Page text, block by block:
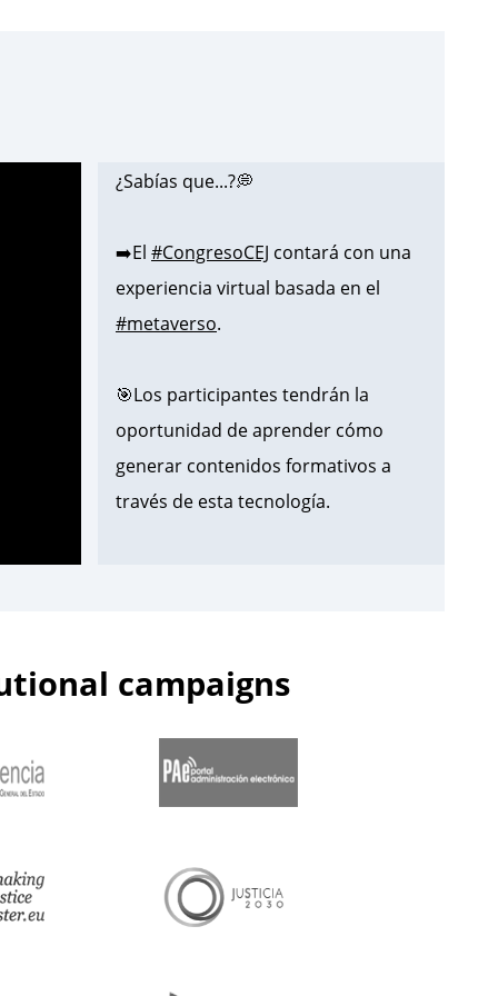
¿Sabías que...?💭
➡️El #CongresoCEJ contará con una
experiencia virtual basada en el
#metaverso.
🎯Los participantes tendrán la
oportunidad de aprender cómo
generar contenidos formativos a
través de esta tecnología.
— Centro de Estudios Jurídicos
(@cejmjusticia)June 13, 2023
📌Inicia en el#CEJla segunda edición
para la@guardiacivil
campaigns